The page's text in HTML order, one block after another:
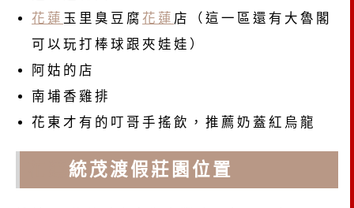
花蓮 玉里臭豆腐 花蓮 店（這一區還有大魯閣
可以玩打棒球跟夾娃娃）
阿姑的店
南埔香雞排
花東才有的叮哥手搖飲，推薦奶蓋紅烏龍
統茂渡假莊園位置